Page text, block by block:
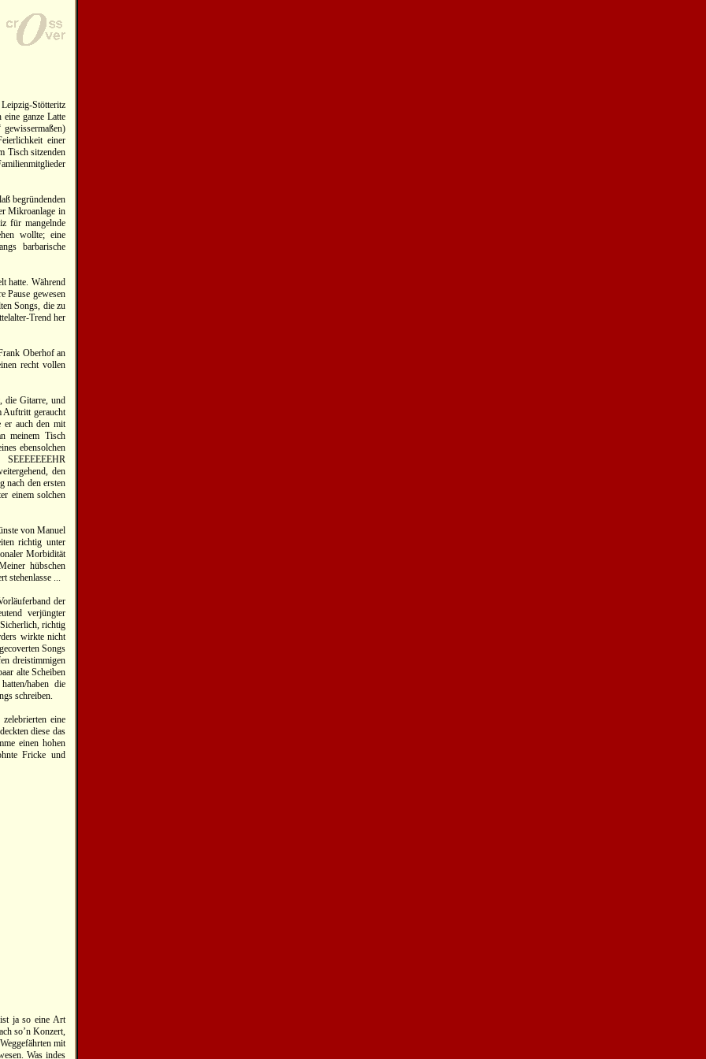
Stötteritz
ganze Latte
einer
Tisch sitzenden
begründenden
Mikroanlage in
für mangelnde
wollte; eine
barbarische
hatte. Während
Pause gewesen
Songs, die zu
Trend her
Oberhof an
recht vollen
die Gitarre, und
Auftritt geraucht
er auch den mit
meinem Tisch
ebensolchen
den
nach den ersten
einem solchen
von Manuel
richtig unter
Morbidität
hübschen
stehenlasse ...
der
verjüngter
richtig
wirkte nicht
Songs
dreistimmigen
alte Scheiben
haben die
schreiben.
eine
diese das
einen hohen
Fricke und
ja so eine Art
so’n Konzert,
mit
Was indes